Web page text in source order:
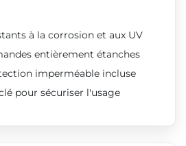
à la corrosion et aux UV
entièrement étanches
imperméable incluse
pour sécuriser l'usage